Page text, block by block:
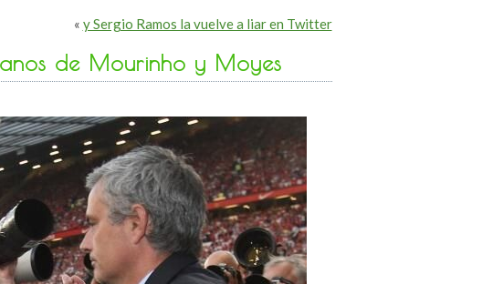
« y Sergio Ramos la vuelve a liar en Twitter
de Mourinho y Moyes